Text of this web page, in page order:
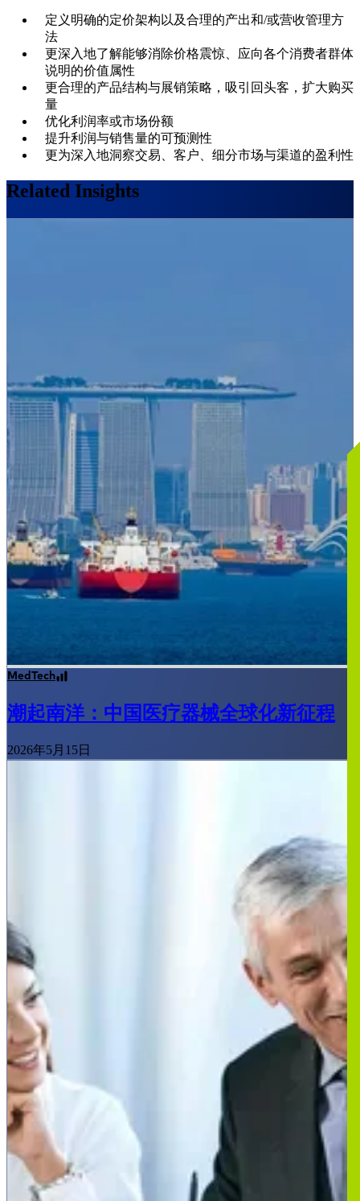
定义明确的定价架构以及合理的产出和/或营收管理方
法
更深入地了解能够消除价格震惊、应向各个消费者群体
说明的价值属性
更合理的产品结构与展销策略，吸引回头客，扩大购买
量
优化利润率或市场份额
提升利润与销售量的可预测性
更为深入地洞察交易、客户、细分市场与渠道的盈利性
Related Insights
MedTech
潮起南洋：中国医疗器械全球化新征程
2026年5月15日